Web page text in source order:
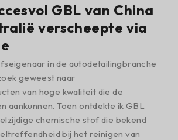
GBL van China
verscheepte via
in de autodetailingbranche
geweest naar
van hoge kwaliteit die de
aankunnen. Toen ontdekte ik GBL
chemische stof die bekend
bij het reinigen van